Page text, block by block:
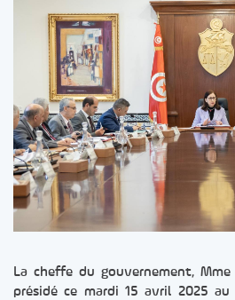
La cheffe du gouvernement, Mme
présidé ce mardi 15 avril 2025